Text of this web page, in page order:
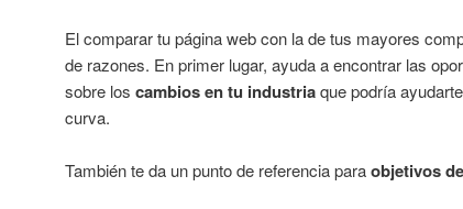
El comparar tu página web con la de tus mayores
de razones. En primer lugar, ayuda a encontrar las
sobre los cambios en tu industriaquepodría
curva.
También te da un punto de referencia paraobjetivos